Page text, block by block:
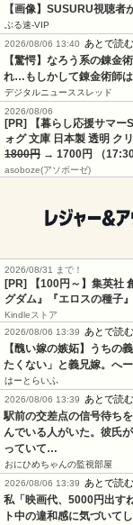
【画像】SUSURU視聴
ぶる速-VIP
2026/08/06 13:40
あとで読む
【驚愕】なろう系の錬金
れ…もしかして錬金術師
デジタルニューススレッド
2026/08/06
[PR] 【暮らし応援サマー
ォグ 文庫 日本製 透明 ク
1800円 → 1700円 （17:30
asoboze(アソボーゼ)
2026/08/31 まで！
[PR]
【100円～】集英社
グダム』『エロスの種子
Kindleストア
2026/08/06 13:39
あとで読む
【醜い嫁の嫉妬】うちの
たくない」と義兄嫁。へ
はーとらいふ
2026/08/06 13:39
あとで読む
駅前の交差点の信号待ち
んでいる人がいた。彼氏
っていて…
おにひめちゃんの監視部屋
2026/08/06 13:39
あとで読む
私「映画代、5000円出す
ト中の違和感に気づいて